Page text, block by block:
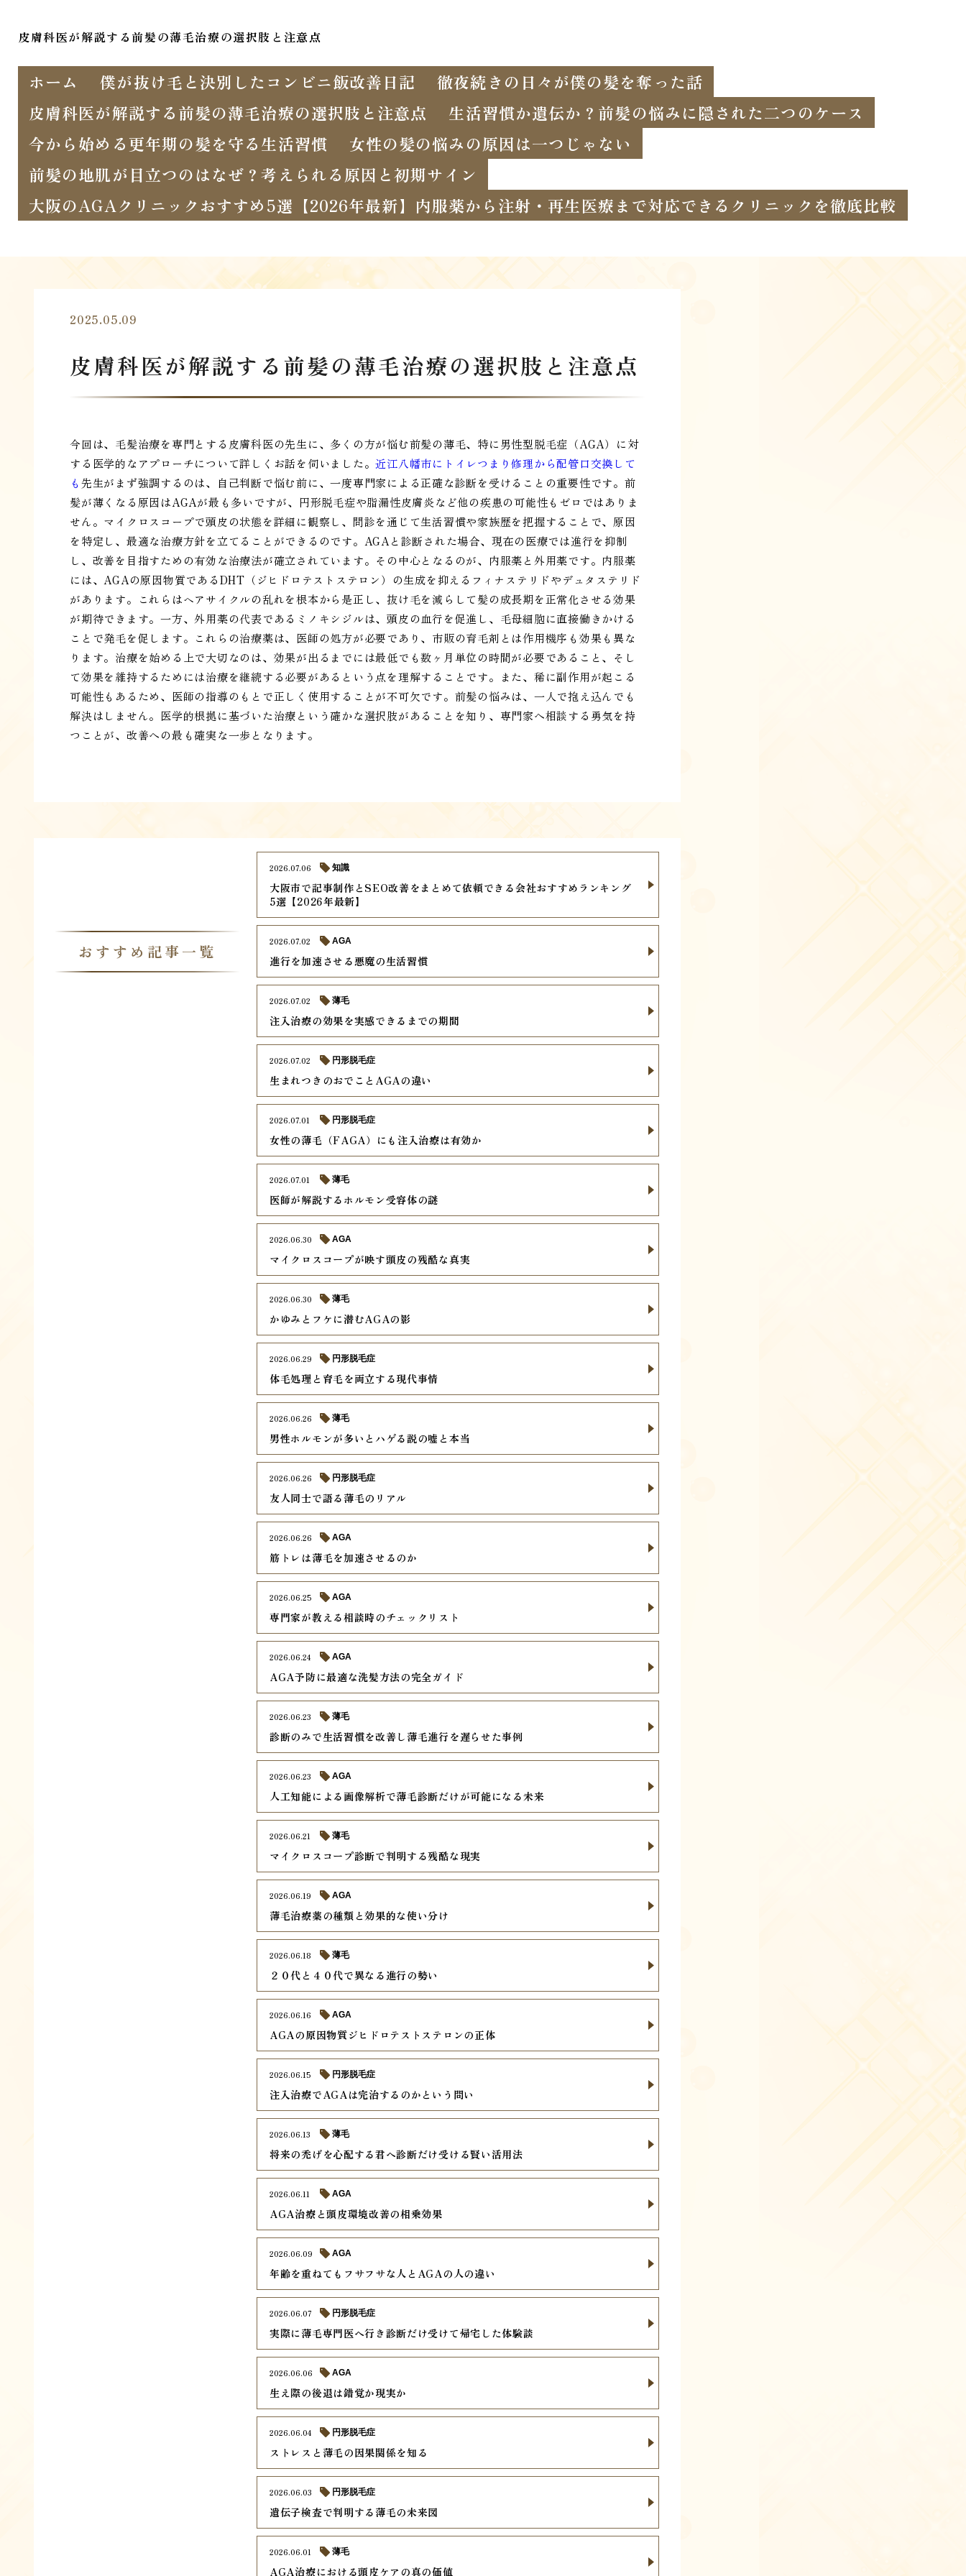
皮膚科医が解説する前髪の薄毛治療の選択肢と注意点
ホーム 僕が抜け毛と決別したコンビニ飯改善日記
徹夜続きの日々が僕の髪を奪った話
皮膚科医が解説する前髪の薄毛治療の選択肢と注意点
生活習慣か遺伝か？前髪の悩みに隠された二つのケース
今から始める更年期の髪を守る生活習慣
女性の髪の悩みの原因は一つじゃない
前髪の地肌が目立つのはなぜ？考えられる原因と初期サイン
大阪のAGAクリニックおすすめ5選【2026年最新】内服薬から注射・再生医療まで対応できるクリニックを徹底比較
2025.05.09
皮膚科医が解説する前髪の薄毛治療の選択肢と注意点
今回は、毛髪治療を専門とする皮膚科医の先生に、多くの方が悩む前髪の薄毛、特に男性型脱毛症（AGA）に対
する医学的なアプローチについて詳しくお話を伺いました。近江八幡市にトイレつまり修理から配管口交換して
も先生がまず強調するのは、自己判断で悩む前に、一度専門家による正確な診断を受けることの重要性です。前
髪が薄くなる原因はAGAが最も多いですが、円形脱毛症や脂漏性皮膚炎など他の疾患の可能性もゼロではありま
せん。マイクロスコープで頭皮の状態を詳細に観察し、問診を通じて生活習慣や家族歴を把握することで、原因
を特定し、最適な治療方針を立てることができるのです。AGAと診断された場合、現在の医療では進行を抑制
し、改善を目指すための有効な治療法が確立されています。その中心となるのが、内服薬と外用薬です。内服薬
には、AGAの原因物質であるDHT（ジヒドロテストステロン）の生成を抑えるフィナステリドやデュタステリド
があります。これらはヘアサイクルの乱れを根本から是正し、抜け毛を減らして髪の成長期を正常化させる効果
が期待できます。一方、外用薬の代表であるミノキシジルは、頭皮の血行を促進し、毛母細胞に直接働きかける
ことで発毛を促します。これらの治療薬は、医師の処方が必要であり、市販の育毛剤とは作用機序も効果も異な
ります。治療を始める上で大切なのは、効果が出るまでには最低でも数ヶ月単位の時間が必要であること、そし
て効果を維持するためには治療を継続する必要があるという点を理解することです。また、稀に副作用が起こる
可能性もあるため、医師の指導のもとで正しく使用することが不可欠です。前髪の悩みは、一人で抱え込んでも
解決はしません。医学的根拠に基づいた治療という確かな選択肢があることを知り、専門家へ相談する勇気を持
つことが、改善への最も確実な一歩となります。
おすすめ記事一覧
大阪市で記事制作とSEO改善をまとめて依頼できる会社おすすめランキング
5選【2026年最新】
2026.07.06 知識
進行を加速させる悪魔の生活習慣
2026.07.02 AGA
注入治療の効果を実感できるまでの期間
2026.07.02 薄毛
生まれつきのおでことAGAの違い
2026.07.02 円形脱毛症
女性の薄毛（FAGA）にも注入治療は有効か
2026.07.01 円形脱毛症
医師が解説するホルモン受容体の謎
2026.07.01 薄毛
マイクロスコープが映す頭皮の残酷な真実
2026.06.30 AGA
かゆみとフケに潜むAGAの影
2026.06.30 薄毛
体毛処理と育毛を両立する現代事情
2026.06.29 円形脱毛症
男性ホルモンが多いとハゲる説の嘘と本当
2026.06.26 薄毛
友人同士で語る薄毛のリアル
2026.06.26 円形脱毛症
筋トレは薄毛を加速させるのか
2026.06.26 AGA
専門家が教える相談時のチェックリスト
2026.06.25 AGA
AGA予防に最適な洗髪方法の完全ガイド
2026.06.24 AGA
診断のみで生活習慣を改善し薄毛進行を遅らせた事例
2026.06.23 薄毛
人工知能による画像解析で薄毛診断だけが可能になる未来
2026.06.23 AGA
マイクロスコープ診断で判明する残酷な現実
2026.06.21 薄毛
薄毛治療薬の種類と効果的な使い分け
2026.06.19 AGA
２０代と４０代で異なる進行の勢い
2026.06.18 薄毛
AGAの原因物質ジヒドロテストステロンの正体
2026.06.16 AGA
注入治療でAGAは完治するのかという問い
2026.06.15 円形脱毛症
将来の禿げを心配する君へ診断だけ受ける賢い活用法
2026.06.13 薄毛
AGA治療と頭皮環境改善の相乗効果
2026.06.11 AGA
年齢を重ねてもフサフサな人とAGAの人の違い
2026.06.09 AGA
実際に薄毛専門医へ行き診断だけ受けて帰宅した体験談
2026.06.07 円形脱毛症
生え際の後退は錯覚か現実か
2026.06.06 AGA
ストレスと薄毛の因果関係を知る
2026.06.04 円形脱毛症
遺伝子検査で判明する薄毛の未来図
2026.06.03 円形脱毛症
AGA治療における頭皮ケアの真の価値
2026.06.01 薄毛